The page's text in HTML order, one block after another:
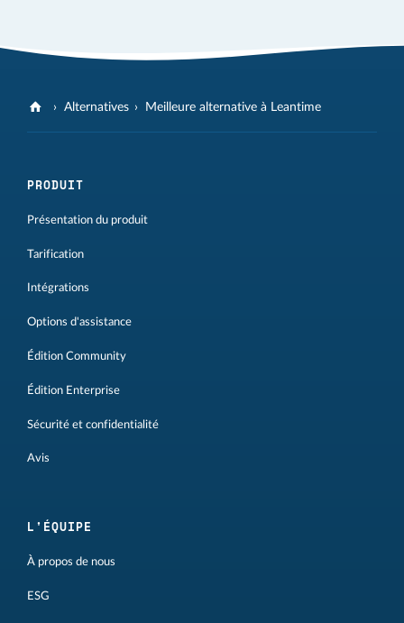
Alternatives Meilleure alternative à Leantime
PRODUIT
Présentation du produit
Tarification
Intégrations
Options d'assistance
Édition Community
Édition Enterprise
Sécurité et confidentialité
Avis
L'ÉQUIPE
À propos de nous
ESG